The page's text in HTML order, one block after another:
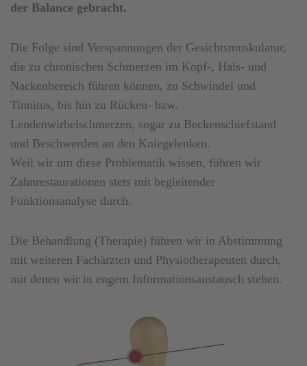
der Balance gebracht.
Die Folge sind Verspannungen der Gesichtsmuskulatur,
die zu chronischen Schmerzen im Kopf-, Hals- und
Nackenbereich führen können, zu Schwindel und
Tinnitus, bis hin zu Rücken- bzw.
Lendenwirbelschmerzen, sogar zu Beckenschiefstand
und Beschwerden an den Kniegelenken.
Weil wir um diese Problematik wissen, führen wir
Zahnrestaurationen stets mit begleitender
Funktionsanalyse durch.
Die Behandlung (Therapie) führen wir in Abstimmung
mit weiteren Fachärzten und Physiotherapeuten durch,
mit denen wir in engem Informationsaustausch stehen.